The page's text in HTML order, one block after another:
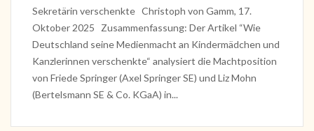
Sekretärin verschenkte Christoph von Gamm, 17.
Oktober 2025 Zusammenfassung: Der Artikel “Wie
Deutschland seine Medienmacht an Kindermädchen und
Kanzlerinnen verschenkte“ analysiert die Machtposition
von Friede Springer (Axel Springer SE) und Liz Mohn
(Bertelsmann SE & Co. KGaA) in...